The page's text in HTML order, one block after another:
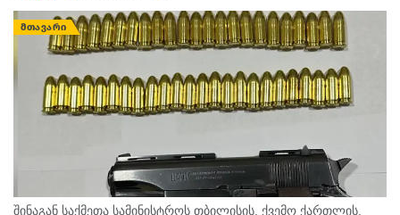
ᲛᲗᲐᲕᲐᲠᲘ
შინაგან საქმეთა სამინისტროს თბილისის, ქვემო ქართლის,